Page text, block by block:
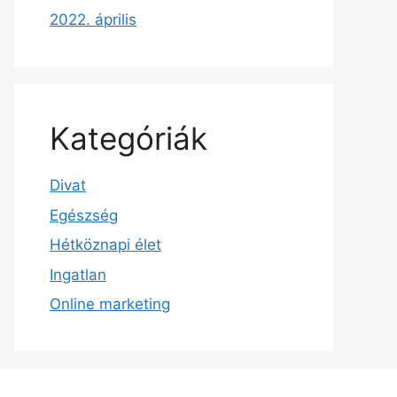
2022. április
Kategóriák
Divat
Egészség
Hétköznapi élet
Ingatlan
Online marketing